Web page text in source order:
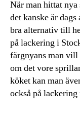
När man hittat
det kanske är
bra alternativ till
på lackering i
färgnyans man vill
om det vore
köket kan man
också på